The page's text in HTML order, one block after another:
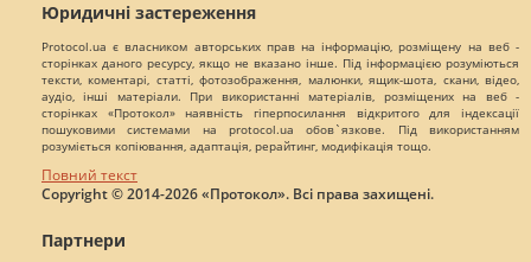
Юридичні застереження
Protocol.ua є власником авторських прав на інформацію, розміщену на веб -
сторінках даного ресурсу, якщо не вказано інше. Під інформацією розуміються
тексти, коментарі, статті, фотозображення, малюнки, ящик-шота, скани, відео,
аудіо, інші матеріали. При використанні матеріалів, розміщених на веб -
сторінках «Протокол» наявність гіперпосилання відкритого для індексації
пошуковими системами на protocol.ua обов`язкове. Під використанням
розуміється копіювання, адаптація, рерайтинг, модифікація тощо.
Повний текст
Copyright © 2014-2026 «Протокол». Всі права захищені.
Партнери